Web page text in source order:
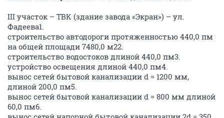
III участок – ТВК (здание завода «Экран») – ул.
Фадеева1.
строительство автодороги протяженностью 440,0 пм
на общей площади 7480,0 м22.
строительство водостоков длиной 440,0 пм3.
устройство освещения длиной 440,0 пм4.
вынос сетей бытовой канализации d = 1200 мм,
длиной 200,0 пм5.
вынос сетей бытовой канализации d = 800 мм длиной
60,0 пм6.